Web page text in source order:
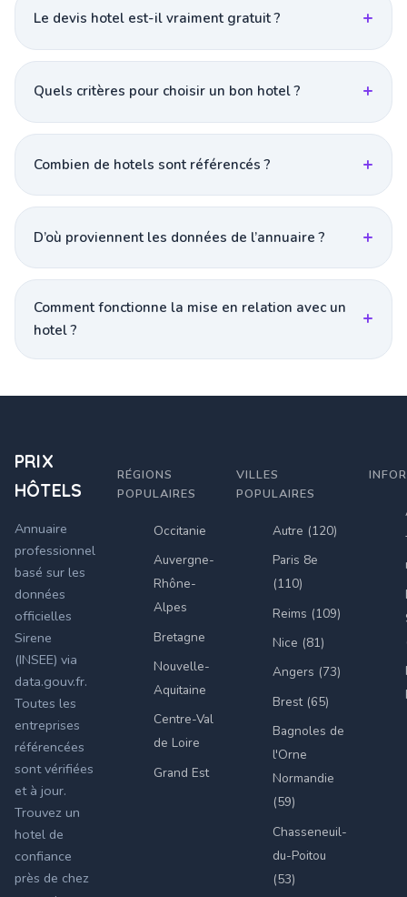
Le devis hotel est-il vraiment gratuit ?
Quels critères pour choisir un bon hotel ?
Combien de hotels sont référencés ?
D’où proviennent les données de l’annuaire ?
Comment fonctionne la mise en relation avec un
hotel ?
PRIX
HÔTELS
Annuaire
professionnel
basé sur les
données
officielles
Sirene
(INSEE) via
data.gouv.fr.
Toutes les
entreprises
référencées
sont vérifiées
et à jour.
Trouvez un
hotel de
confiance
près de chez
RÉGIONS
POPULAIRES
Occitanie
Auvergne-
Rhône-
Alpes
Bretagne
Nouvelle-
Aquitaine
Centre-Val
de Loire
Grand Est
VILLES
POPULAIRES
Autre (120)
Paris 8e
(110)
Reims (109)
Nice (81)
Angers (73)
Brest (65)
Bagnoles de
l'Orne
Normandie
(59)
Chasseneuil-
du-Poitou
(53)